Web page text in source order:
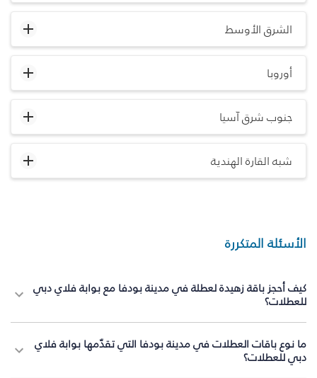
الشرق الأوسط
أوروبا
جنوب شرق آسيا
شبه القارة الهندية
الأسئلة المتكررة
كيف أحجز باقة زهيدة لعطلة في مدينة بودفا مع بوابة فلاي دبي
للعطلات؟
ما نوع باقات العطلات في مدينة بودفا التي تقدّمها بوابة فلاي
دبي للعطلات؟